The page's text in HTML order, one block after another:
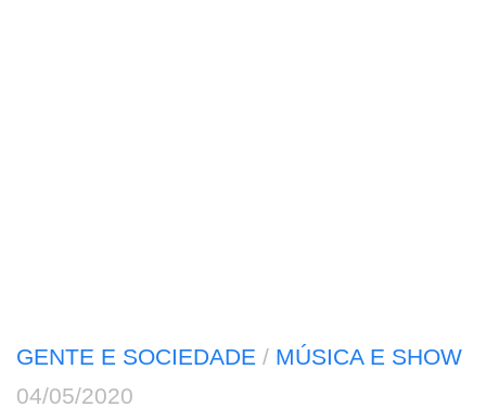
GENTE E SOCIEDADE / MÚSICA E SHOW
04/05/2020